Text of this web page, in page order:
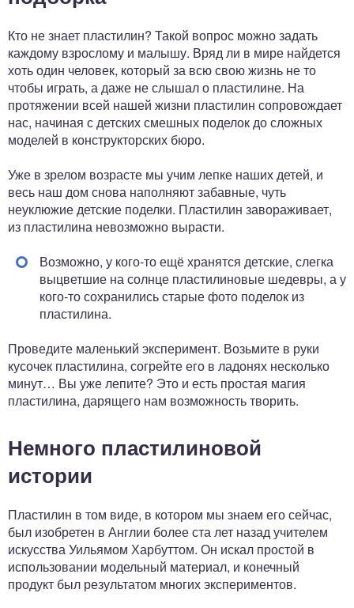
Кто не знает пластилин? Такой вопрос можно задать
каждому взрослому и малышу. Вряд ли в мире найдется
хоть один человек, который за всю свою жизнь не то
чтобы играть, а даже не слышал о пластилине. На
протяжении всей нашей жизни пластилин сопровождает
нас, начиная с детских смешных поделок до сложных
моделей в конструкторских бюро.
Уже в зрелом возрасте мы учим лепке наших детей, и
весь наш дом снова наполняют забавные, чуть
неуклюжие детские поделки. Пластилин завораживает,
из пластилина невозможно вырасти.
Возможно, у кого-то ещё хранятся детские, слегка
выцветшие на солнце пластилиновые шедевры, а у
кого-то сохранились старые фото поделок из
пластилина.
Проведите маленький эксперимент. Возьмите в руки
кусочек пластилина, согрейте его в ладонях несколько
минут… Вы уже лепите? Это и есть простая магия
пластилина, дарящего нам возможность творить.
Немного пластилиновой
истории
Пластилин в том виде, в котором мы знаем его сейчас,
был изобретен в Англии более ста лет назад учителем
искусства Уильямом Харбуттом. Он искал простой в
использовании модельный материал, и конечный
продукт был результатом многих экспериментов.